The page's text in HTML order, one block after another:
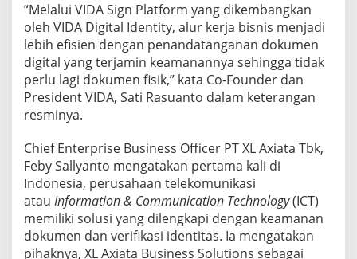
a
n
d
a
T
a
n
n
D
i
g
i
t
a
l
“Melalui VIDA Sign Platform yang dikembangkan
oleh VIDA Digital Identity, alur kerja bisnis menjadi
lebih efisien dengan penandatanganan dokumen
digital yang terjamin keamanannya sehingga tidak
perlu lagi dokumen fisik,” kata Co-Founder dan
President VIDA, Sati Rasuanto dalam keterangan
resminya.
Chief Enterprise Business Officer PT XL Axiata Tbk,
Feby Sallyanto mengatakan pertama kali di
Indonesia, perusahaan telekomunikasi
atau Information & Communication Technology(ICT)
memiliki solusi yang dilengkapi dengan keamanan
dokumen dan verifikasi identitas. Ia mengatakan
pihaknya, XL Axiata Business Solutions sebagai